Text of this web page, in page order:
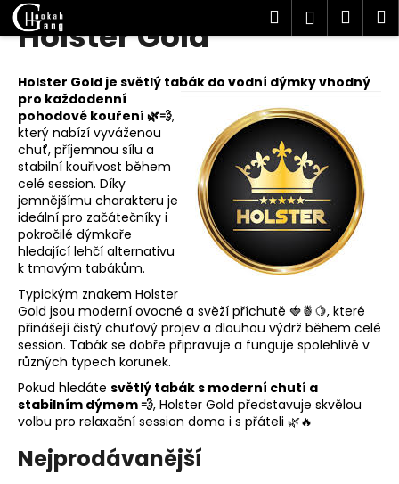
Přejít
Hledat
Holster Gold
Holster Gold je světlý tabák do vodní dýmky vhodný
pro každodenní
pohodové kouření 🌿💨,
který nabízí vyváženou
chuť, příjemnou sílu a
stabilní kouřivost během
celé session. Díky
jemnějšímu charakteru je
ideální pro začátečníky i
pokročilé dýmkaře
hledající lehčí alternativu
k tmavým tabákům.
Typickým znakem Holster
Gold jsou moderní ovocné a svěží příchutě 🍓🍍🍋, které
přinášejí čistý chuťový projev a dlouhou výdrž během celé
session. Tabák se dobře připravuje a funguje spolehlivě v
různých typech korunek.
Pokud hledáte světlý tabák s moderní chutí a
stabilním dýmem 💨, Holster Gold představuje skvělou
volbu pro relaxační session doma i s přáteli 🌿🔥
Nejprodávanější
K
o Zpět
Zpět
C
o
p
o
t
ř
e
b
u
j
e
t
e
n
a
j
í